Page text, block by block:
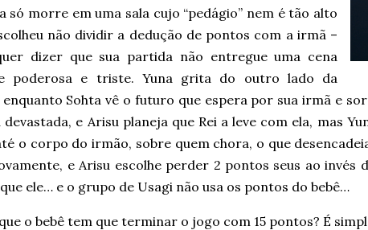
só morre em uma sala cujo “pedágio” nem é tão alto
não dividir a dedução de pontos com a irmã –
dizer que sua partida não entregue uma cena
poderosa e triste. Yuna grita do outro lado da
Sohta vê o futuro que espera por sua irmã e
e Arisu planeja que Rei a leve com ela, mas
o corpo do irmão, sobre quem chora, o que
e Arisu escolhe perder 2 pontos seus ao invés
ele… e o grupo de Usagi não usa os pontos do bebê…
o bebê tem que terminar o jogo com 15 pontos? É